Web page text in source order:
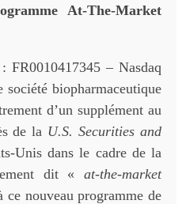
At-The-Market
– Nasdaq
société biopharmaceutique
d’un supplément au
de la U.S. Securities and
Unis dans le cadre de la
dit « at-the-market
ce nouveau programme de